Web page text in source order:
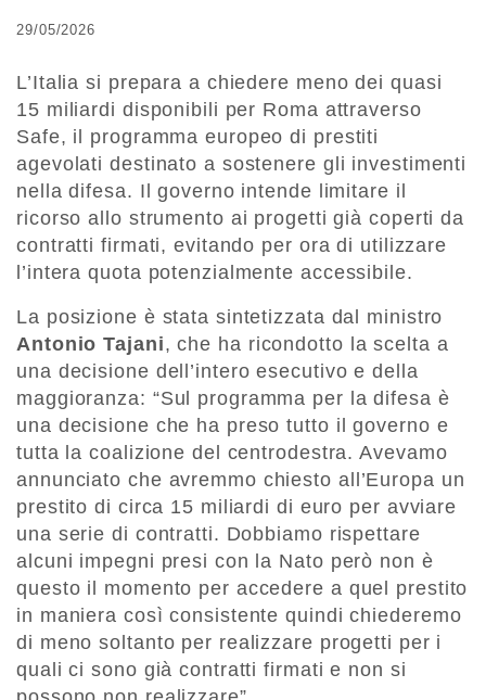
29/05/2026
L’Italia si prepara a chiedere meno dei quasi
15 miliardi disponibili per Roma attraverso
Safe, il programma europeo di prestiti
agevolati destinato a sostenere gli investimenti
nella difesa. Il governo intende limitare il
ricorso allo strumento ai progetti già coperti da
contratti firmati, evitando per ora di utilizzare
l’intera quota potenzialmente accessibile.
La posizione è stata sintetizzata dal ministro
Antonio Tajani, che ha ricondotto la scelta a
una decisione dell’intero esecutivo e della
maggioranza: “Sul programma per la difesa è
una decisione che ha preso tutto il governo e
tutta la coalizione del centrodestra. Avevamo
annunciato che avremmo chiesto all’Europa un
prestito di circa 15 miliardi di euro per avviare
una serie di contratti. Dobbiamo rispettare
alcuni impegni presi con la Nato però non è
questo il momento per accedere a quel prestito
in maniera così consistente quindi chiederemo
di meno soltanto per realizzare progetti per i
quali ci sono già contratti firmati e non si